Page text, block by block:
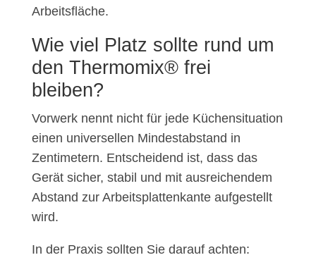
Arbeitsfläche.
Wie viel Platz sollte rund um
den Thermomix® frei
bleiben?
Vorwerk nennt nicht für jede Küchensituation
einen universellen Mindestabstand in
Zentimetern. Entscheidend ist, dass das
Gerät sicher, stabil und mit ausreichendem
Abstand zur Arbeitsplattenkante aufgestellt
wird.
In der Praxis sollten Sie darauf achten: